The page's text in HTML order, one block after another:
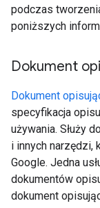
podczas
poniższych
Dokument
Dokument
specyfikacja
używania. Służy
i innych narzędzi,
Google. Jedna
dokumentów
dokument